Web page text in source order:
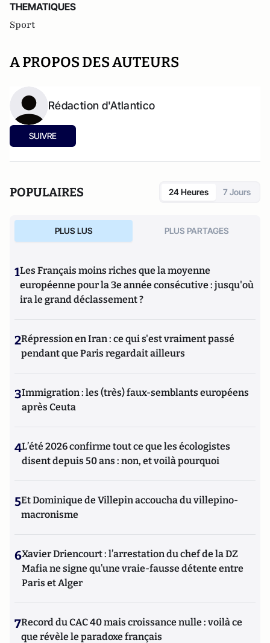
THEMATIQUES
Sport
A PROPOS DES AUTEURS
Rédaction d'Atlantico
SUIVRE
POPULAIRES 24 Heures 7 Jours
PLUS LUS PLUS PARTAGES
1Les Français moins riches que la moyenne
européenne pour la 3e année consécutive : jusqu'où
ira le grand déclassement ?
2Répression en Iran : ce qui s'est vraiment passé
pendant que Paris regardait ailleurs
3Immigration : les (très) faux-semblants européens
après Ceuta
4L’été 2026 confirme tout ce que les écologistes
disent depuis 50 ans : non, et voilà pourquoi
5Et Dominique de Villepin accoucha du villepino-
macronisme
6Xavier Driencourt : l’arrestation du chef de la DZ
Mafia ne signe qu’une vraie-fausse détente entre
Paris et Alger
7Record du CAC 40 mais croissance nulle : voilà ce
que révèle le paradoxe français